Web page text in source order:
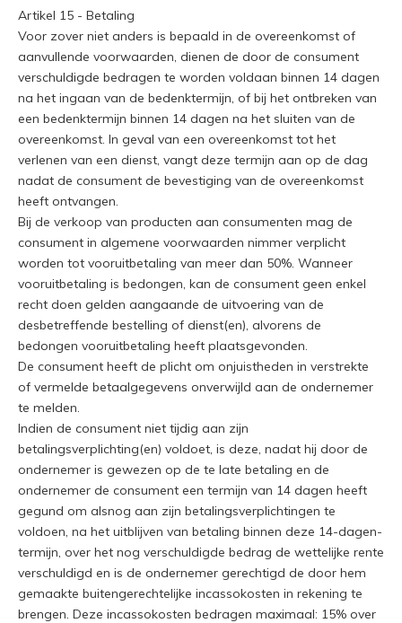
Artikel 15 - Betaling
Voor zover niet anders is bepaald in de overeenkomst of
aanvullende voorwaarden, dienen de door de consument
verschuldigde bedragen te worden voldaan binnen 14 dagen
na het ingaan van de bedenktermijn, of bij het ontbreken van
een bedenktermijn binnen 14 dagen na het sluiten van de
overeenkomst. In geval van een overeenkomst tot het
verlenen van een dienst, vangt deze termijn aan op de dag
nadat de consument de bevestiging van de overeenkomst
heeft ontvangen.
Bij de verkoop van producten aan consumenten mag de
consument in algemene voorwaarden nimmer verplicht
worden tot vooruitbetaling van meer dan 50%. Wanneer
vooruitbetaling is bedongen, kan de consument geen enkel
recht doen gelden aangaande de uitvoering van de
desbetreffende bestelling of dienst(en), alvorens de
bedongen vooruitbetaling heeft plaatsgevonden.
De consument heeft de plicht om onjuistheden in verstrekte
of vermelde betaalgegevens onverwijld aan de ondernemer
te melden.
Indien de consument niet tijdig aan zijn
betalingsverplichting(en) voldoet, is deze, nadat hij door de
ondernemer is gewezen op de te late betaling en de
ondernemer de consument een termijn van 14 dagen heeft
gegund om alsnog aan zijn betalingsverplichtingen te
voldoen, na het uitblijven van betaling binnen deze 14-dagen-
termijn, over het nog verschuldigde bedrag de wettelijke rente
verschuldigd en is de ondernemer gerechtigd de door hem
gemaakte buitengerechtelijke incassokosten in rekening te
brengen. Deze incassokosten bedragen maximaal: 15% over